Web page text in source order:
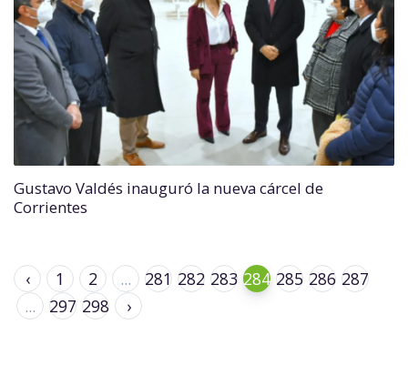
Gustavo Valdés inauguró la nueva cárcel de
Corrientes
‹ 1 2 ... 281 282 283 284 285 286 287
...
297 298 ›